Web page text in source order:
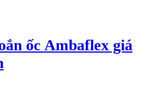
ốc Ambaflex giá